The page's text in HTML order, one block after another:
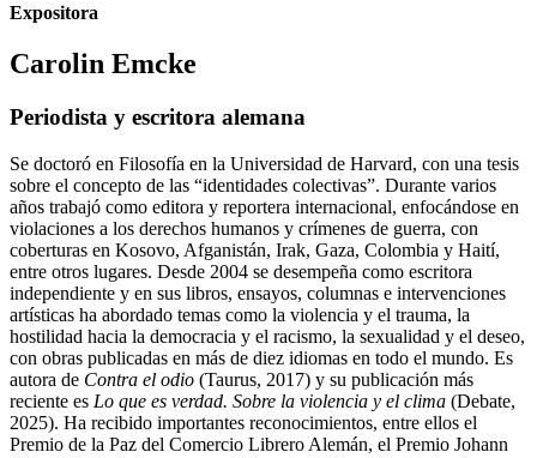
Expositora
Carolin Emcke
Periodista y escritora alemana
Se doctoró en Filosofía en la Universidad de Harvard, con una tesis
sobre el concepto de las “identidades colectivas”. Durante varios
años trabajó como editora y reportera internacional, enfocándose en
violaciones a los derechos humanos y crímenes de guerra, con
coberturas en Kosovo, Afganistán, Irak, Gaza, Colombia y Haití,
entre otros lugares. Desde 2004 se desempeña como escritora
independiente y en sus libros, ensayos, columnas e intervenciones
artísticas ha abordado temas como la violencia y el trauma, la
hostilidad hacia la democracia y el racismo, la sexualidad y el deseo,
con obras publicadas en más de diez idiomas en todo el mundo. Es
autora de Contra el odio (Taurus, 2017) y su publicación más
reciente es Lo que es verdad. Sobre la violencia y el clima (Debate,
2025). Ha recibido importantes reconocimientos, entre ellos el
Premio de la Paz del Comercio Librero Alemán, el Premio Johann